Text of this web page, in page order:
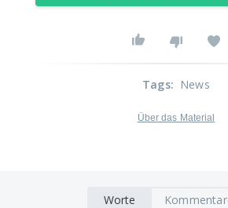
Tags: News
Über das Material
Worte